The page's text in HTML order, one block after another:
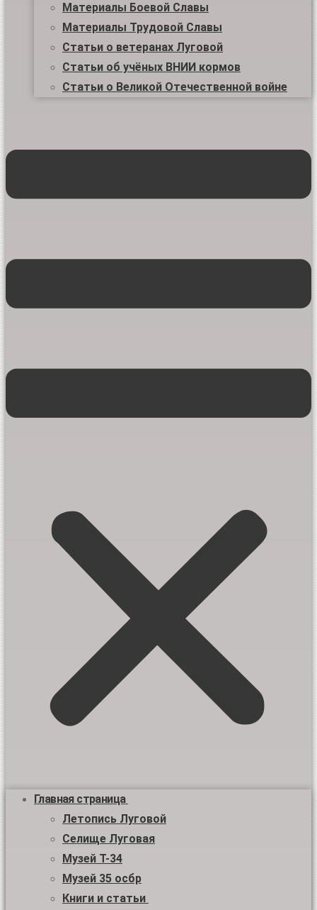
Материалы Боевой Славы
Материалы Трудовой Славы
Статьи о ветеранах Луговой
Статьи об учёных ВНИИ кормов
Статьи о Великой Отечественной войне
Главная страница
Летопись Луговой
Селище Луговая
Музей Т-34
Музей 35 осбр
Книги и статьи